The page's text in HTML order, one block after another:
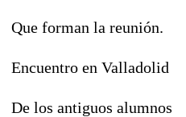
Que forman la reunión.
Encuentro en Valladolid
De los antiguos alumnos